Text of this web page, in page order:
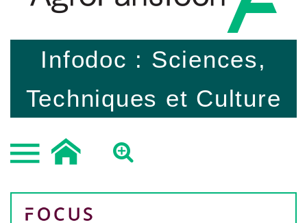
Infodoc : Sciences,
Techniques et Culture